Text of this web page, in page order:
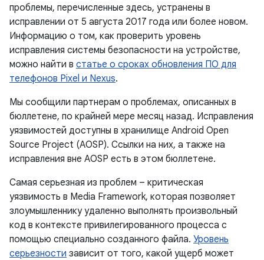
проблемы, перечисленные здесь, устранены в
исправлении от 5 августа 2017 года или более новом.
Информацию о том, как проверить уровень
исправления системы безопасности на устройстве,
можно найти в статье о сроках обновления ПО для
телефонов Pixel и Nexus.
Мы сообщили партнерам о проблемах, описанных в
бюллетене, по крайней мере месяц назад. Исправления
уязвимостей доступны в хранилище Android Open
Source Project (AOSP). Ссылки на них, а также на
исправления вне AOSP есть в этом бюллетене.
Самая серьезная из проблем – критическая
уязвимость в Media Framework, которая позволяет
злоумышленнику удаленно выполнять произвольный
код в контексте привилегированного процесса с
помощью специально созданного файла. Уровень
серьезности зависит от того, какой ущерб может